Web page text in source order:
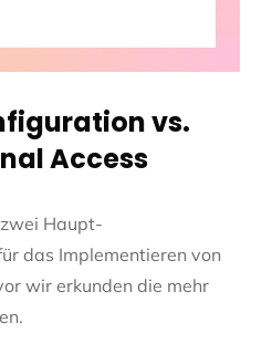
vs.
Access
Haupt-
das Implementieren von
wir erkunden die mehr